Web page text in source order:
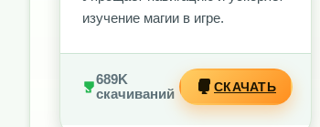
изучение магии в игре.
689K
скачиваний
СКАЧАТЬ